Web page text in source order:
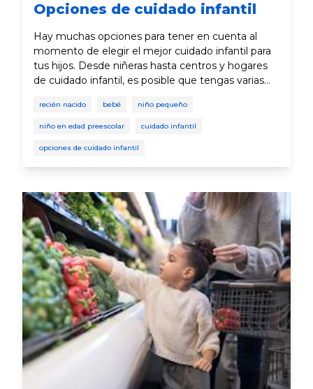
Opciones de cuidado infantil
Hay muchas opciones para tener en cuenta al
momento de elegir el mejor cuidado infantil para
tus hijos. Desde niñeras hasta centros y hogares
de cuidado infantil, es posible que tengas varias
al cuidado de otro adulto.
recién nacido bebé niño pequeño
niño en edad preescolar cuidado infantil
opciones de cuidado infantil